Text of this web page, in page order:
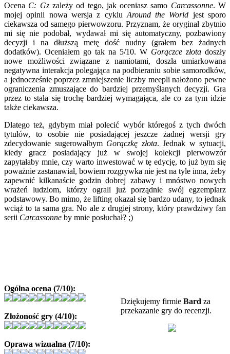
Ocena C: Gzzależy od tego, jak oceniasz samo Carcassonne. W
mojej opinii nowa wersja z cyklu Around the World jest sporo
ciekawsza od samego pierwowzoru. Przyznam, że oryginał zbytnio
mi się nie podobał, wydawał mi się automatyczny, pozbawiony
decyzji i na dłuższą metę dość nudny (grałem bez żadnych
dodatków). Oceniałem go tak na 5/10. W Gorączce złota doszły
nowe możliwości związane z namiotami, doszła umiarkowana
negatywna interakcja polegająca na podbieraniu sobie samorodków,
a jednocześnie poprzez zmniejszenie liczby meepli nałożono pewne
ograniczenia zmuszające do bardziej przemyślanych decyzji. Gra
przez to stała się trochę bardziej wymagająca, ale co za tym idzie
także ciekawsza.
Dlatego też, gdybym miał polecić wybór któregoś z tych dwóch
tytułów, to osobie nie posiadającej jeszcze żadnej wersji gry
zdecydowanie sugerowałbym Gorączkę złota. Jednak w sytuacji,
kiedy gracz posiadający już w swojej kolekcji pierwowzór
zapytałaby mnie, czy warto inwestować w tę edycję, to już bym się
poważnie zastanawiał, bowiem rozgrywka nie jest na tyle inna, żeby
zapewnić kilkanaście godzin dobrej zabawy i mnóstwo nowych
wrażeń ludziom, którzy ograli już porządnie swój egzemplarz
podstawowy. Bo mimo, że lifting okazał się bardzo udany, to jednak
wciąż to ta sama gra. No ale z drugiej strony, który prawdziwy fan
serii Carcassonne by mnie posłuchał? ;)
Dziękujemy firmie Bard za
przekazanie gry do recenzji.
Ogólna ocena (7/10):
Złożoność gry (4/10):
Oprawa wizualna (7/10):